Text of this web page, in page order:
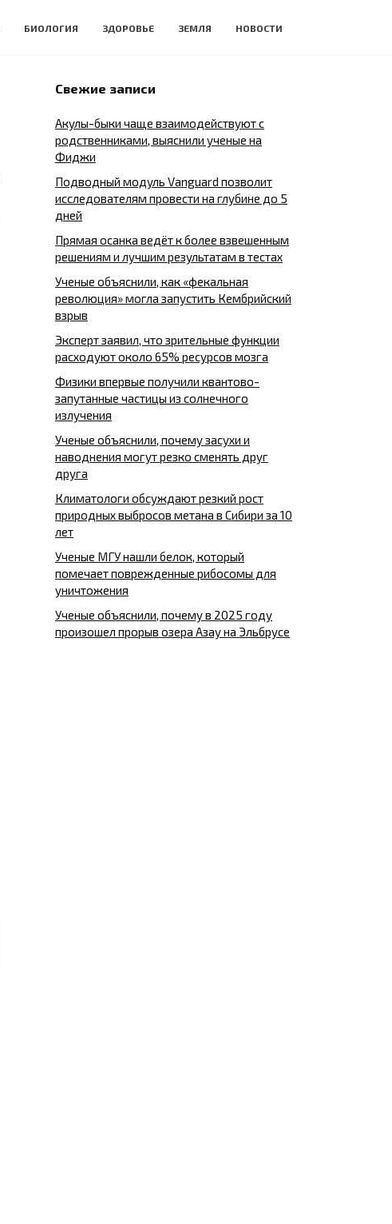
БИОЛОГИЯ ЗДОРОВЬЕ ЗЕМЛЯ НОВОСТИ
Свежие записи
Акулы-быки чаще взаимодействуют с
родственниками, выяснили ученые на
Фиджи
Подводный модуль Vanguard позволит
исследователям провести на глубине до 5
дней
Прямая осанка ведёт к более взвешенным
решениям и лучшим результатам в тестах
Ученые объяснили, как «фекальная
революция» могла запустить Кембрийский
взрыв
Эксперт заявил, что зрительные функции
расходуют около 65% ресурсов мозга
Физики впервые получили квантово-
запутанные частицы из солнечного
излучения
Ученые объяснили, почему засухи и
наводнения могут резко сменять друг
друга
Климатологи обсуждают резкий рост
природных выбросов метана в Сибири за 10
лет
Ученые МГУ нашли белок, который
помечает поврежденные рибосомы для
уничтожения
Ученые объяснили, почему в 2025 году
произошел прорыв озера Азау на Эльбрусе